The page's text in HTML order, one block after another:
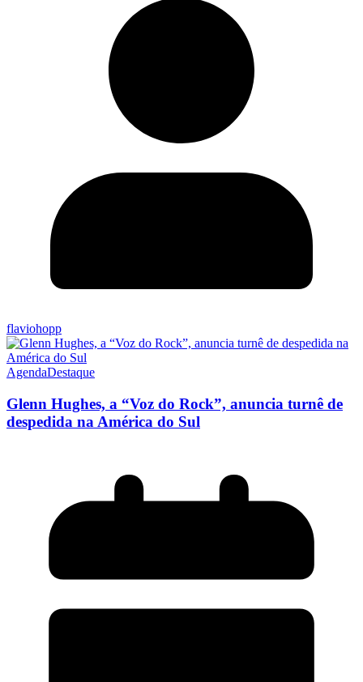
flaviohopp
AgendaDestaque
Glenn Hughes, a “Voz do Rock”, anuncia turnê de
despedida na América do Sul